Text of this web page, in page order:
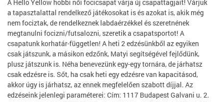
A Hello Yellow hobbi női focicsapat várja új csapattagjait! Várjuk
a tapasztalattal rendelkező játékosokat is és azokat is, akik még
nem fociztak, de rendelkeznek labdaérzékkel és szeretnének
megtanulni focizni/futsalozni, szeretik a csapatsportot! A
csapatunk korhatár-független! A heti 2 edzésünkből az egyiken
csak játszunk, a másikon edzőnk, Matyi segítségével fejlődünk,
plusz játszunk is. Néha benevezünk egy-egy tornára, de járhatsz
csak edzésre is. Sőt, ha csak heti egy edzésre van kapacitásod,
akkor úgy is járhatsz, az ennek megfelelően szabott díjjal. Az
edzéseink jelenlegi paraméterei: Cím: 1117 Budapest Galvani u. 2.